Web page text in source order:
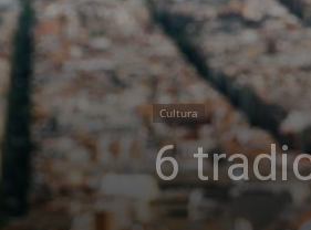
Cultura
6